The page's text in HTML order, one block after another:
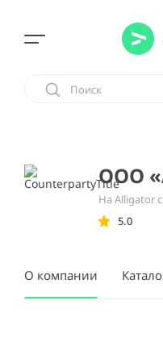
ООО
На Alligator
5.0
О компании